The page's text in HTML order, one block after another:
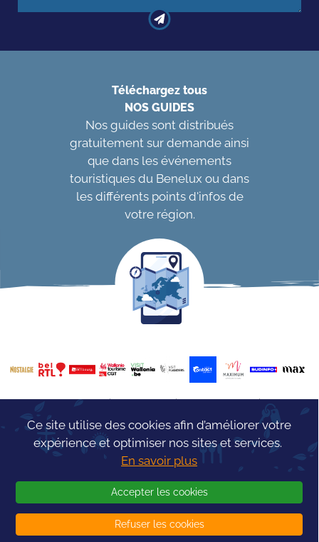
Téléchargez tous
NOS GUIDES
Nos guides sont distribués
gratuitement sur demande ainsi
que dans les événements
touristiques du Benelux ou dans
les différents points d'infos de
votre région.
- Tous droits réservés - Réalisé par
Conditions générales
Ce site utilise des cookies afin d’améliorer votre
expérience et optimiser nos sites et services.
En savoir plus
Accepter les cookies
Refuser les cookies